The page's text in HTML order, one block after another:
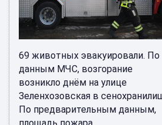
69 животных эвакуировали. По
данным МЧС, возгорание
возникло днём на улице
Зеленхозовская в
По предварительным данным,